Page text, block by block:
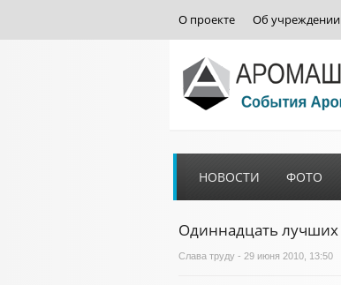
О проекте Об учреждении
НОВОСТИ ФОТО
Одиннадцать лучших
Слава труду - 29 июня 2010, 13:50